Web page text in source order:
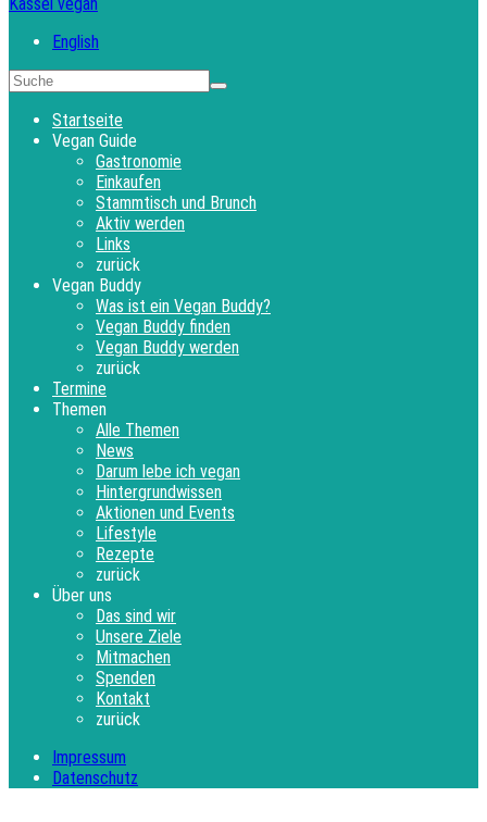
English
Startseite
Vegan Guide
Gastronomie
Einkaufen
Stammtisch und Brunch
Aktiv werden
Links
zurück
Vegan Buddy
Was ist ein Vegan Buddy?
Vegan Buddy finden
Vegan Buddy werden
zurück
Termine
Themen
Alle Themen
News
Darum lebe ich vegan
Hintergrundwissen
Aktionen und Events
Lifestyle
Rezepte
zurück
Über uns
Das sind wir
Unsere Ziele
Mitmachen
Spenden
Kontakt
zurück
Impressum
Datenschutz